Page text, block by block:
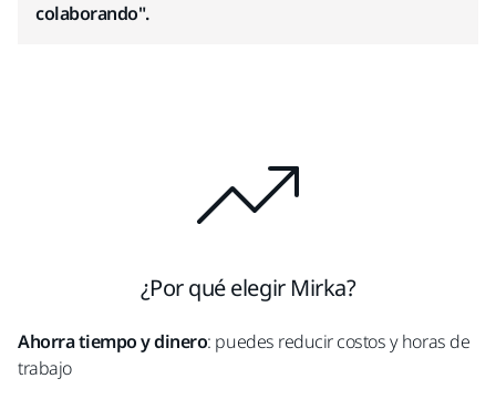
colaborando".
¿Por qué elegir Mirka?
Ahorra tiempo y dinero: puedes reducir costos y horas de
trabajo